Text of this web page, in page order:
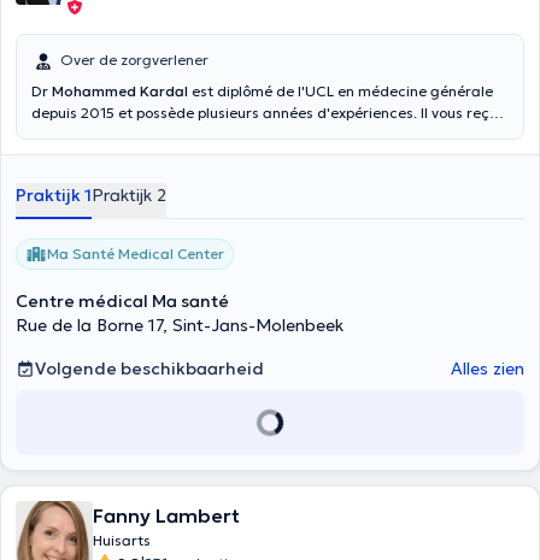
Over de zorgverlener
Dr Mohammed Kardal est diplômé de l'UCL en médecine générale
depuis 2015 et possède plusieurs années d'expériences. Il vous reçoit
qu'au centre médical de Strooper à Laeken. N'hésitez pas à prendre
Praktijk 1Praktijk 2
Ma Santé Medical Center
Centre médical Ma santé
Rue de la Borne 17, Sint-Jans-Molenbeek
Volgende beschikbaarheid
Alles zien
Fanny Lambert
Huisarts